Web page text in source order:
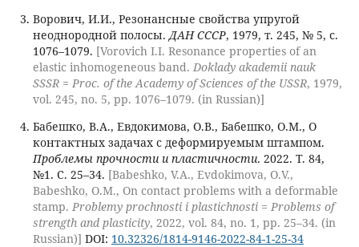
Ворович, И.И., Резонансные свойства упругой
неоднородной полосы. ДАН СССР, 1979, т. 245, № 5, с.
1076–1079. [Vorovich I.I. Resonance properties of an
elastic inhomogeneous band. Doklady akademii nauk
SSSR = Proc. of the Academy of Sciences of the USSR, 1979,
vol. 245, no. 5, pp. 1076–1079. (in Russian)]
Бабешко, В.А., Евдокимова, О.В., Бабешко, О.М., О
контактных задачах с деформируемым штампом.
Проблемы прочности и пластичности. 2022. Т. 84,
№1. С. 25–34. [Babeshko, V.A., Evdokimova, O.V.,
Babeshko, O.M., On contact problems with a deformable
stamp. Problemy prochnosti i plastichnosti = Problems of
strength and plasticity, 2022, vol. 84, no. 1, pp. 25–34. (in
Russian)] DOI: 10.32326/1814-9146-2022-84-1-25-34